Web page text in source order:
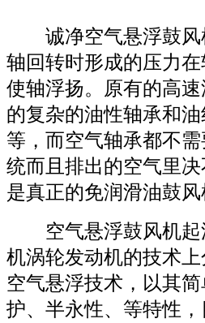
诚净空气悬浮鼓
轴回转时形成的压力
使轴浮扬。原有的高
的复杂的油性轴承和
等，而空气轴承都不
统而且排出的空气里决
是真正的免润滑油鼓风
空气悬浮鼓风机
机涡轮发动机的技术上
空气悬浮技术，以其
护、半永性、等特性